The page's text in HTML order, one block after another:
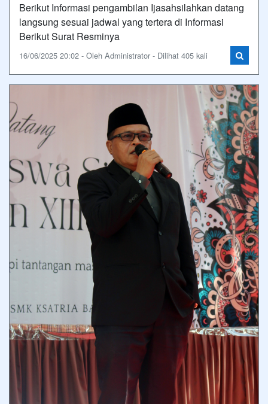
Berikut Informasi pengambilan Ijasahsilahkan datang
langsung sesuai jadwal yang tertera di Informasi
Berikut Surat Resminya
16/06/2025 20:02 - Oleh Administrator - Dilihat 405 kali